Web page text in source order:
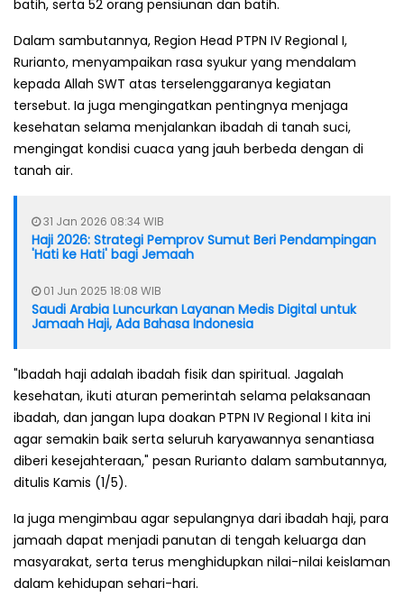
batih, serta 52 orang pensiunan dan batih.
Dalam sambutannya, Region Head PTPN IV Regional I,
Rurianto, menyampaikan rasa syukur yang mendalam
kepada Allah SWT atas terselenggaranya kegiatan
tersebut. Ia juga mengingatkan pentingnya menjaga
kesehatan selama menjalankan ibadah di tanah suci,
mengingat kondisi cuaca yang jauh berbeda dengan di
tanah air.
31 Jan 2026 08:34 WIB
Haji 2026: Strategi Pemprov Sumut Beri Pendampingan
'Hati ke Hati' bagi Jemaah
01 Jun 2025 18:08 WIB
Saudi Arabia Luncurkan Layanan Medis Digital untuk
Jamaah Haji, Ada Bahasa Indonesia
"Ibadah haji adalah ibadah fisik dan spiritual. Jagalah
kesehatan, ikuti aturan pemerintah selama pelaksanaan
ibadah, dan jangan lupa doakan PTPN IV Regional I kita ini
agar semakin baik serta seluruh karyawannya senantiasa
diberi kesejahteraan," pesan Rurianto dalam sambutannya,
ditulis Kamis (1/5).
Ia juga mengimbau agar sepulangnya dari ibadah haji, para
jamaah dapat menjadi panutan di tengah keluarga dan
masyarakat, serta terus menghidupkan nilai-nilai keislaman
dalam kehidupan sehari-hari.